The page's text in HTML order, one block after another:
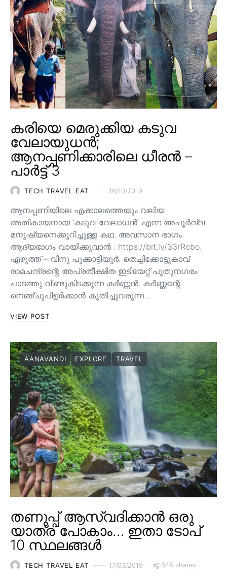
കരിയെ മെരുക്കിയ കടുവ
വേലായുധൻ;
ആനപ്പണിക്കാരിലെ ധീരൻ –
പാർട്ട് 3
TECH TRAVEL EAT 16/10/2019
ആനപ്പണിയിലെ എക്കാലത്തെയും വലിയ
അതികായനായ ‘കടുവ വേലാധൻ’ എന്ന അപൂർവ്വ
മനുഷ്യനെക്കുറിച്ചുള്ള കഥ. അവസാന ഭാഗം.
ആദ്യഭാഗം വായിക്കുവാൻ : https://bit.ly/33rRcbo.
എഴുത്ത് – വിനു പൂക്കാട്ടിയൂർ. തെച്ചിക്കോട്ടുകാവ്
രാമചന്ദ്രന്റെ അപ്രതീക്ഷിത ഇടിയേറ്റ് പുതുനഗരം
പാടത്തു വീണ്ടുകിടക്കുന്ന കർണ്ണൻ. കർണ്ണന്റെ
നെഞ്ചുപിളർക്കാൻ കുതിച്ചുവരുന്ന…
VIEW POST
AANAVANDI EXPLORE TRAVEL
തണുപ്പ് ആസ്വദിക്കാൻ ഒരു
യാത്ര പോകാം… ഇതാ ടോപ്
10 സ്ഥലങ്ങൾ
TECH TRAVEL EAT 17/03/2019 845 shares